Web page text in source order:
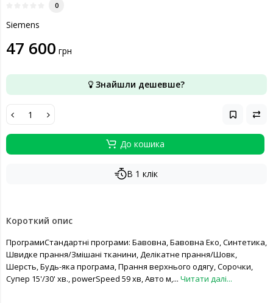
0
Siemens
47 600 грн
Знайшли дешевше?
До кошика
В 1 клік
Короткий опис
ПрограмиСтандартні програми: Бавовна, Бавовна Еко, Синтетика,
Швидке прання/Змішані тканини, Делікатне прання/Шовк,
Шерсть, Будь-яка програма, Прання верхнього одягу, Сорочки,
Супер 15'/30' хв., powerSpeed 59 хв, Авто м,... Читати далі...